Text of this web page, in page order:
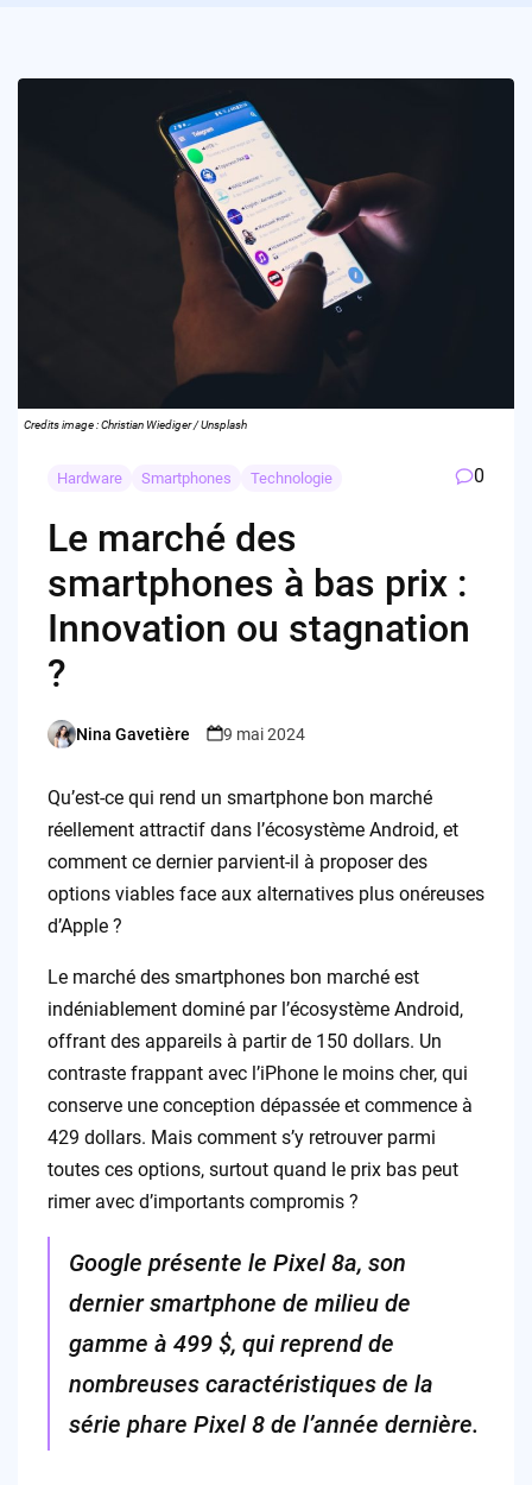
Credits image : Christian Wiediger / Unsplash
Hardware Smartphones Technologie 0
Le marché des
smartphones à bas prix :
Innovation ou stagnation
?
Posted
Nina Gavetière 9 mai 2024
Qu’est-ce qui rend un smartphone bon marché
réellement attractif dans l’écosystème Android, et
comment ce dernier parvient-il à proposer des
options viables face aux alternatives plus onéreuses
d’Apple ?
Le marché des smartphones bon marché est
indéniablement dominé par l’écosystème Android,
offrant des appareils à partir de 150 dollars. Un
contraste frappant avec l’iPhone le moins cher, qui
conserve une conception dépassée et commence à
429 dollars. Mais comment s’y retrouver parmi
toutes ces options, surtout quand le prix bas peut
rimer avec d’importants compromis ?
Google présente le Pixel 8a, son
dernier smartphone de milieu de
gamme à 499 $, qui reprend de
nombreuses caractéristiques de la
série phare Pixel 8 de l’année dernière.